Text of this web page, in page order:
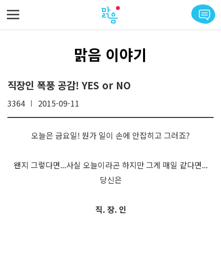
맑음 이야기
직장인 폭풍 공감! YES or NO
3364 2015-09-11
오늘은 금요일! 뭔가 일이 손에 안잡히고 그러죠?
왠지 그렇다면...사실 오늘이라곤 하지만 그게 매일 같다면...
당신은
직. 장. 인